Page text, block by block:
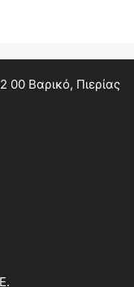
00 Βαρικό, Πιερίας